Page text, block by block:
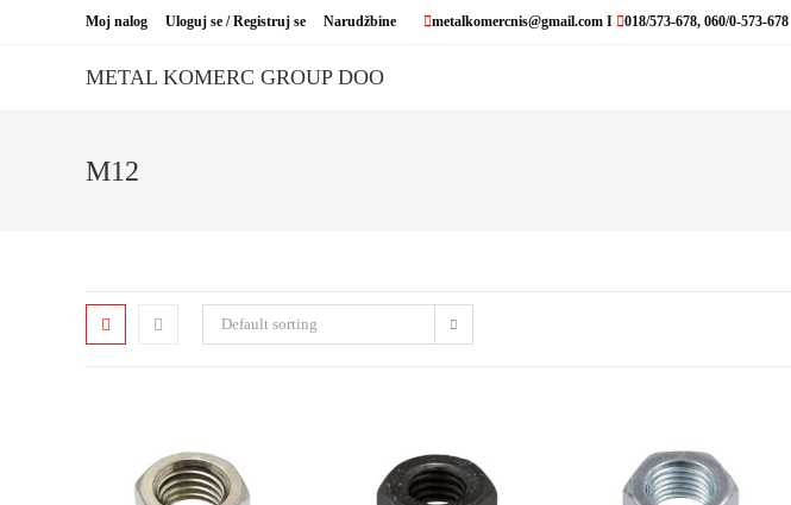
Moj nalog Uloguj se / Registruj se Narudžbine metalkomercnis@gmail.com I 018/573-678, 060/0-573-678
METAL KOMERC GROUP DOO
M12
Default sorting